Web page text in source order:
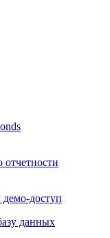
демо-доступ
данных